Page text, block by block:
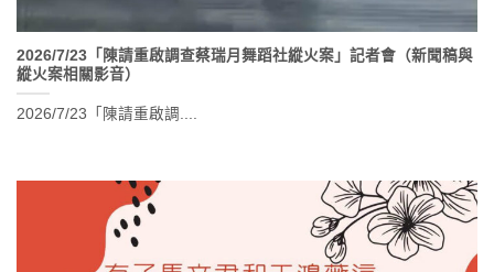
2026/7/23「陳請重啟調查蔡瑞月舞蹈社縱火案」記者會（新聞稿與
縱火案相關影音）
2026/7/23「陳請重啟調....